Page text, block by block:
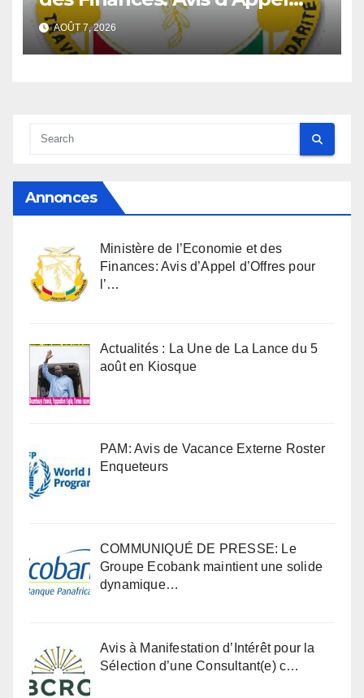
d’Offres pour l’Achat de
matériels informatiques en
faveur de la Direction
AOÛT 7, 2026
Annonces
Ministère de l’Economie et des
Finances: Avis d’Appel d’Offres pour
l’…
Actualités : La Une de La Lance du 5
août en Kiosque
PAM: Avis de Vacance Externe Roster
Enqueteurs
COMMUNIQUÉ DE PRESSE: Le
Groupe Ecobank maintient une solide
dynamique…
Avis à Manifestation d’Intérêt pour la
Sélection d’une Consultant(e) c…